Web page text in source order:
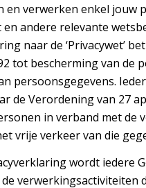
en verwerken enkel jouw
en andere relevante
naar de ‘Privacywet’
tot bescherming van de
persoonsgegevens.
de Verordening van 27
in verband met de
vrije verkeer van die
wordt iedere
verwerkingsactiviteiten